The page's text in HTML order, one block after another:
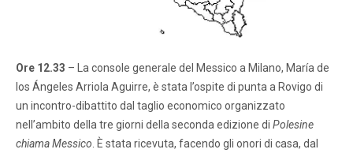
Ore 12.33 – La console generale del Messico a Milano, María de
los Ángeles Arriola Aguirre, è stata l’ospite di punta a Rovigo di
un incontro-dibattito dal taglio economico organizzato
nell’ambito della tre giorni della seconda edizione di Polesine
chiama Messico . È stata ricevuta, facendo gli onori di casa, dal